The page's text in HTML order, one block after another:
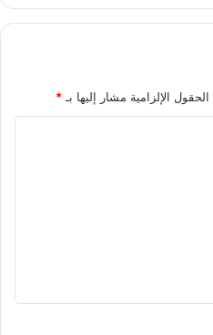
الحقول الإلزامية مشار إليها بـ *